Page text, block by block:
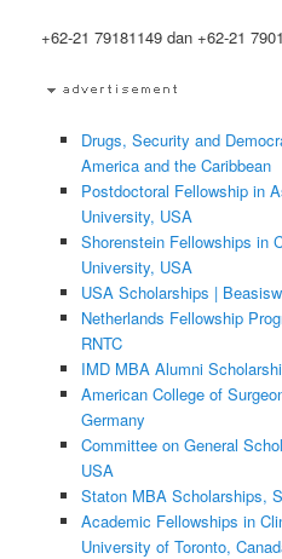
+62-21 79181149 dan +62-21
Drugs, Security and
America and the Caribbean
Postdoctoral Fellowship in
University, USA
Shorenstein Fellowships in
University, USA
USA Scholarships |
Netherlands Fellowship
RNTC
IMD MBA Alumni
American College of
Germany
Committee on General
USA
Staton MBA Scholarships,
Academic Fellowships in
University of Toronto,